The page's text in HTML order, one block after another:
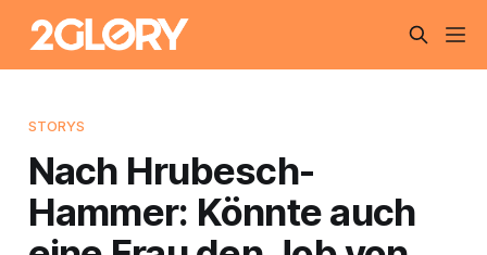
STORYS
Nach Hrubesch-
Hammer: Könnte auch